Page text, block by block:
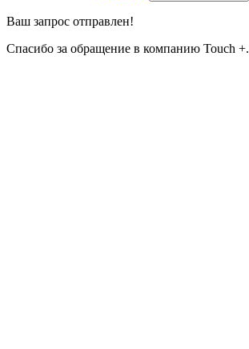
Ваш запрос отправлен!
Спасибо за обращение в компанию Touch +.